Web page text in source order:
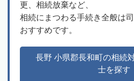
更、相続放棄など、
相続にまつわる手続き全般は
おすすめです。
長野 小県郡長和町の相続
士を探す